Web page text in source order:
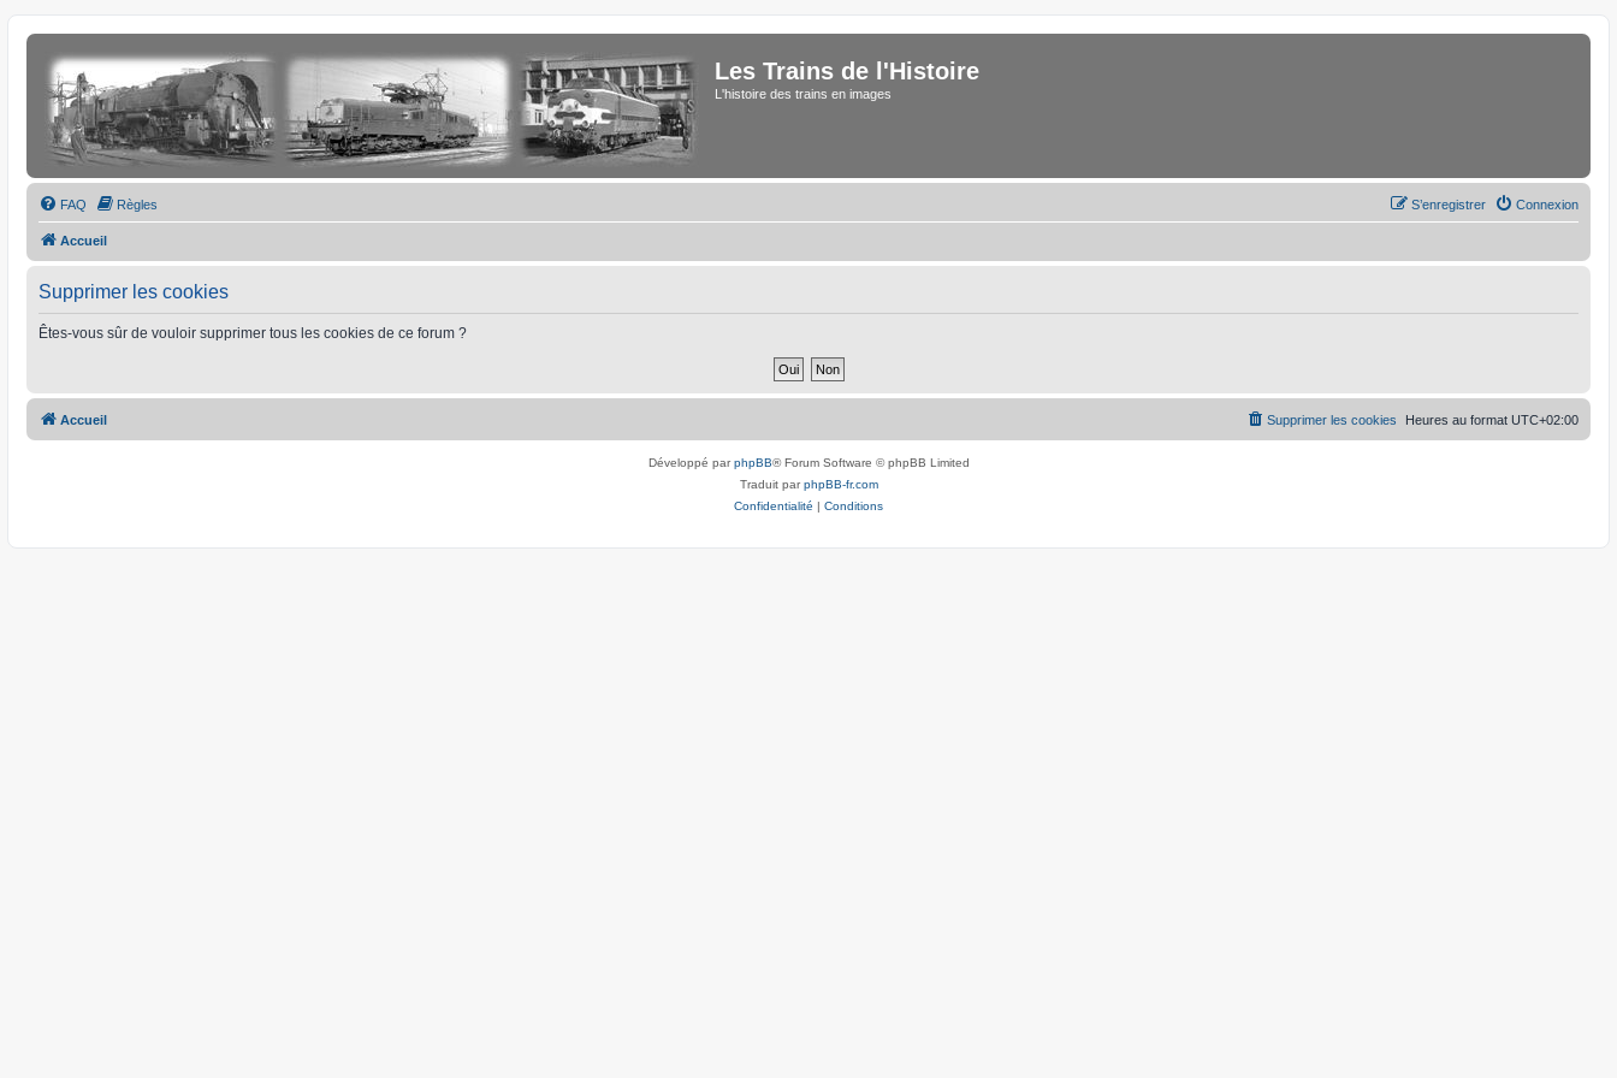
Les Trains de l'Histoire
L'histoire des trains en images
FAQ Règles Connexion
S’enregistrer
Accueil
Supprimer les cookies
Êtes-vous sûr de vouloir supprimer tous les cookies de ce forum ?
Accueil Heures au format UTC+02:00
Supprimer les cookies
Développé parphpBB® Forum Software © phpBB Limited
Traduit parphpBB-fr.com
Confidentialité | Conditions